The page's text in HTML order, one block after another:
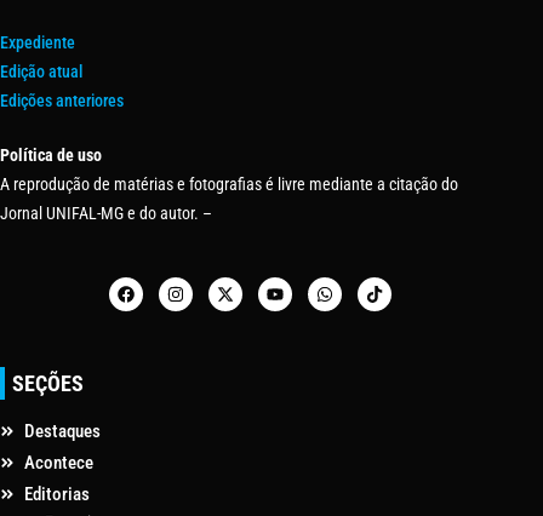
Expediente
Edição atual
Edições anteriores
Política de uso
A reprodução de matérias e fotografias é livre mediante a citação do
Jornal UNIFAL-MG e do autor. –
SEÇÕES
Destaques
Acontece
Editorias